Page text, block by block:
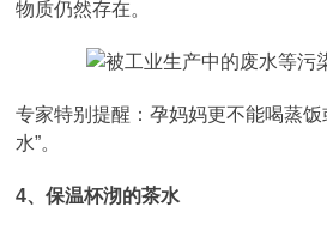
物质仍然存在。
专家特别提醒：孕妈妈更不能喝蒸饭
水”。
4、保温杯沏的茶水